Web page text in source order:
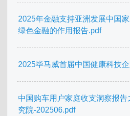
2025年金融支持亚洲发展中国
绿色金融的作用报告.pdf
2025毕马威首届中国健康科技
中国购车用户家庭收支洞察报
究院-202506.pdf